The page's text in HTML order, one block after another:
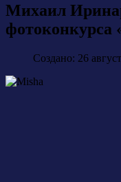
Михаил
Создано: 26